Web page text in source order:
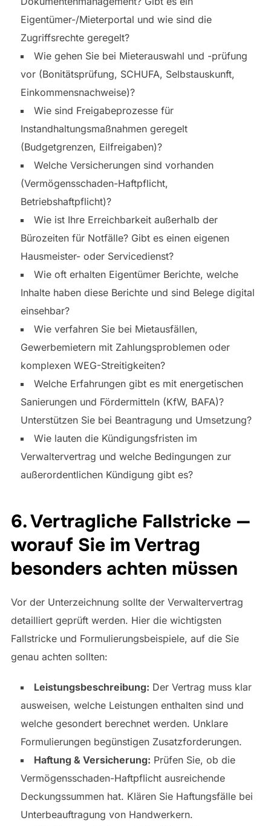
Eigentümer-/Mieterportal und wie sind die
Zugriffsrechte geregelt?
Wie gehen Sie bei Mieterauswahl und -prüfung
vor (Bonitätsprüfung, SCHUFA, Selbstauskunft,
Einkommensnachweise)?
Wie sind Freigabeprozesse für
Instandhaltungsmaßnahmen geregelt
(Budgetgrenzen, Eilfreigaben)?
Welche Versicherungen sind vorhanden
(Vermögensschaden-Haftpflicht,
Betriebshaftpflicht)?
Wie ist Ihre Erreichbarkeit außerhalb der
Bürozeiten für Notfälle? Gibt es einen eigenen
Hausmeister- oder Servicedienst?
Wie oft erhalten Eigentümer Berichte, welche
Inhalte haben diese Berichte und sind Belege digital
einsehbar?
Wie verfahren Sie bei Mietausfällen,
Gewerbemietern mit Zahlungsproblemen oder
komplexen WEG-Streitigkeiten?
Welche Erfahrungen gibt es mit energetischen
Sanierungen und Fördermitteln (KfW, BAFA)?
Unterstützen Sie bei Beantragung und Umsetzung?
Wie lauten die Kündigungsfristen im
Verwaltervertrag und welche Bedingungen zur
außerordentlichen Kündigung gibt es?
6. Vertragliche Fallstricke —
worauf Sie im Vertrag
besonders achten müssen
Vor der Unterzeichnung sollte der Verwaltervertrag
detailliert geprüft werden. Hier die wichtigsten
Fallstricke und Formulierungsbeispiele, auf die Sie
genau achten sollten:
Leistungsbeschreibung: Der Vertrag muss klar
ausweisen, welche Leistungen enthalten sind und
welche gesondert berechnet werden. Unklare
Formulierungen begünstigen Zusatzforderungen.
Haftung & Versicherung: Prüfen Sie, ob die
Vermögensschaden-Haftpflicht ausreichende
Deckungssummen hat. Klären Sie Haftungsfälle bei
Unterbeauftragung von Handwerkern.